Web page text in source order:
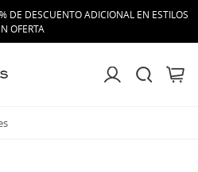
DESCUENTO ADICIONAL EN ESTILOS
OFERTA